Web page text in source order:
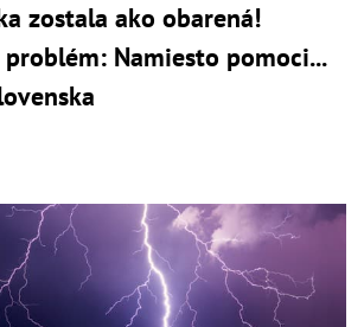
zostala ako obarená!
Namiesto pomoci...